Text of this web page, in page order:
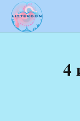
LITTERcon
4